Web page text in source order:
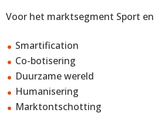
Voor het marktsegment Sport
Smartification
Co-botisering
Duurzame wereld
Humanisering
Marktontschotting